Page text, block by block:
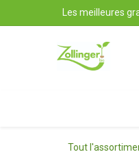
Se rendre au contenu
Les meilleures
Tout